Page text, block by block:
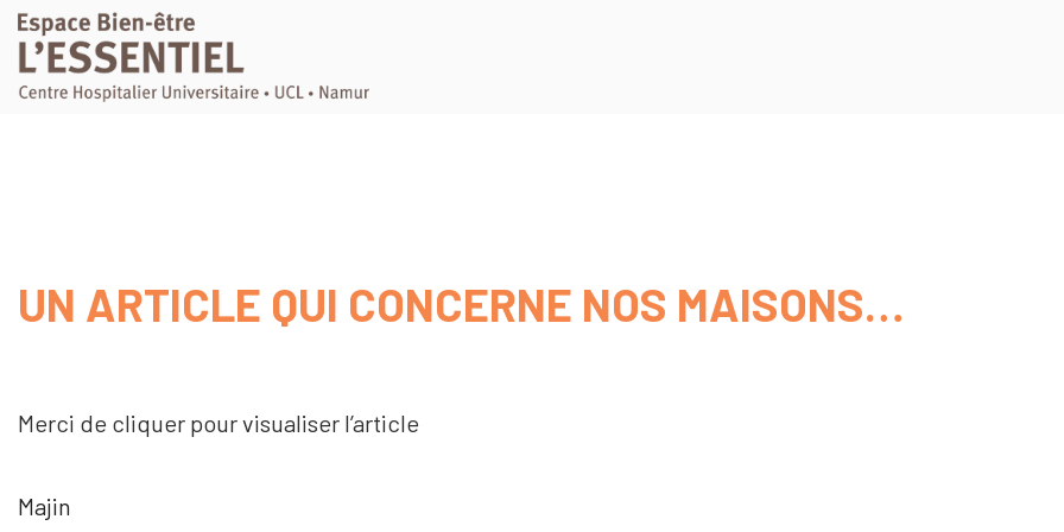
UN ARTICLE QUI CONCERNE NOS MAISONS…
Merci de cliquer pour visualiser l’article
Majin